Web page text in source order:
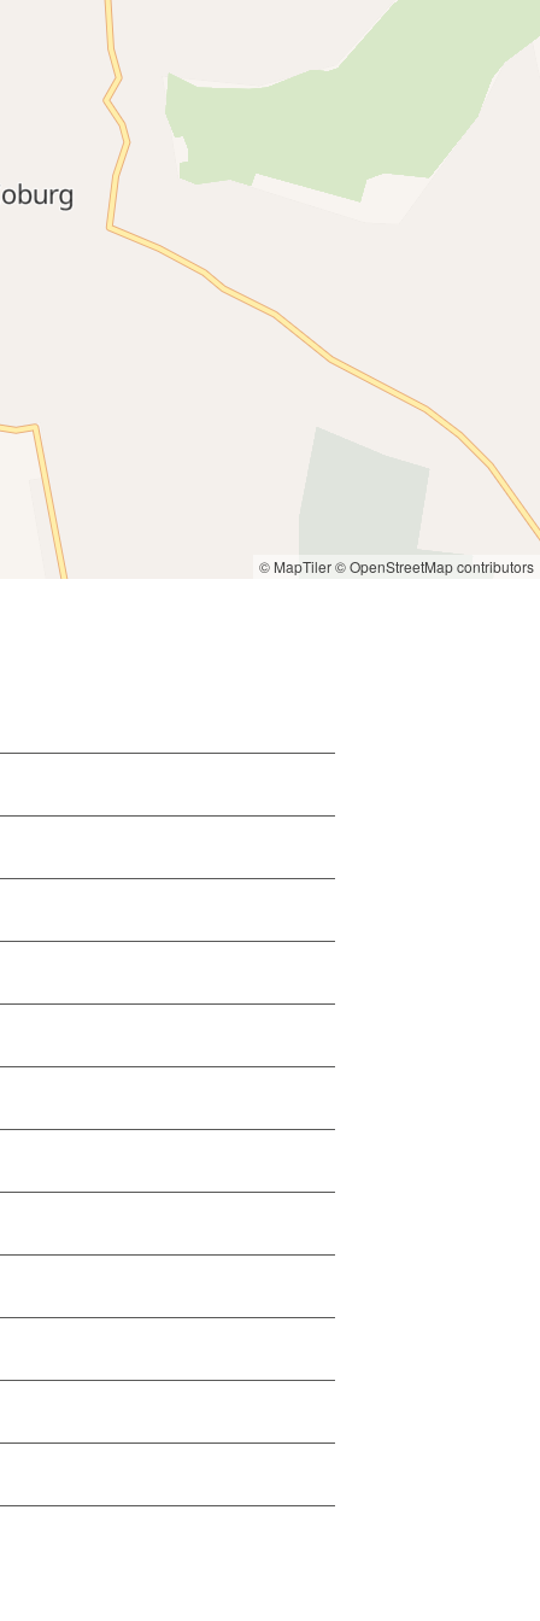
© MapTiler© OpenStreetMap contributors